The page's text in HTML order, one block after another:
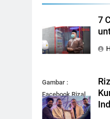
7
Gambar :
Facebook Rizal
Arsyadini